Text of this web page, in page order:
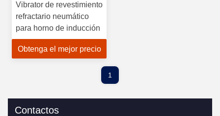
Vibrator de revestimiento
refractario neumático
para horno de inducción
Obtenga el mejor precio
1
Contactos